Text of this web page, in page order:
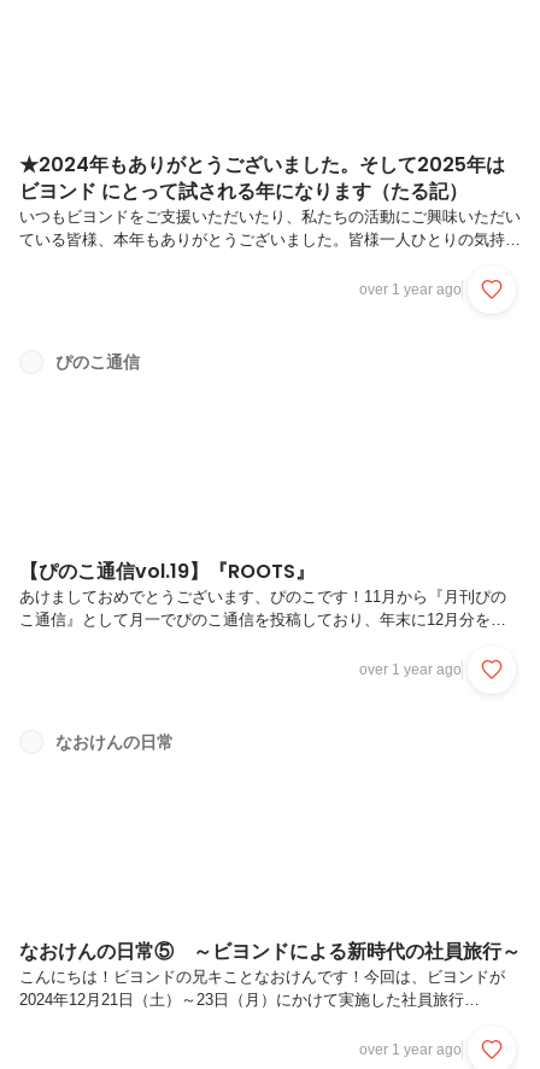
★2024年もありがとうございました。そして2025年は
ビヨンド にとって試される年になります（たる記）
いつもビヨンドをご支援いただいたり、私たちの活動にご興味いただい
ている皆様、本年もありがとうございました。皆様一人ひとりの気持ち
一歩踏み出す時に力を与えてくれます。今年を思い返すと、なんといっ
計打合せ、都度の立ち合いはもちろん、ネット回線（NURO10Gのため
over 1 year ago
ぴのこ通信
【ぴのこ通信vol.19】『ROOTS』
あけましておめでとうございます、ぴのこです！11月から『月刊ぴの
こ通信』として月一でぴのこ通信を投稿しており、年末に12月分を投
の社員旅行『ROOTS』後にインフルエンザにかかってしまい、年内の
いね。すでに投稿されている「★なおけんの日常⑤～ビヨンドによる新
時代の社員旅行～」・「【こまちょログVol.4】珍企画！？類を見ない
over 1 year ago
なおけんの日常
なおけんの日常⑤ ～ビヨンドによる新時代の社員旅行～
こんにちは！ビヨンドの兄キことなおけんです！今回は、ビヨンドが
2024年12月21日（土）～23日（月）にかけて実施した社員旅行
は一緒に仕事をするメンバー同士の相互理解をとても大切にしていま
over 1 year ago